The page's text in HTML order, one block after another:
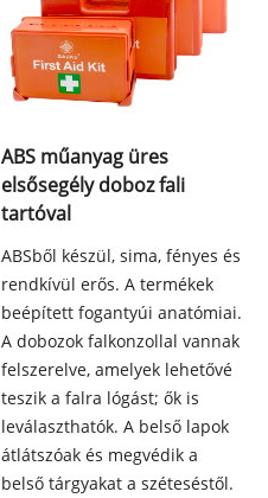
ABS műanyag üres
elsősegély doboz fali
tartóval
ABSből készül, sima, fényes és
rendkívül erős. A termékek
beépített fogantyúi anatómiai.
A dobozok falkonzollal vannak
felszerelve, amelyek lehetővé
teszik a falra lógást; ők is
leválaszthatók. A belső lapok
átlátszóak és megvédik a
belső tárgyakat a széteséstől.